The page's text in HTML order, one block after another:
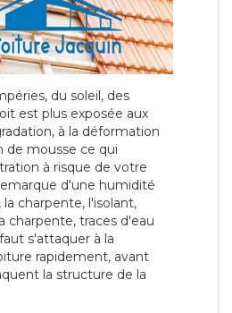
du soleil, des
est plus exposée aux
à la déformation
de mousse ce qui
à risque de votre
d'une humidité
charpente, l'isolant,
charpente, traces d'eau
s'attaquer à la
rapidement, avant
la structure de la